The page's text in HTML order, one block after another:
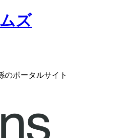
のポータルサイト